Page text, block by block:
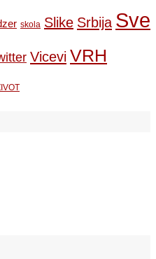
skola Slike Srbija Sve
Vicevi VRH